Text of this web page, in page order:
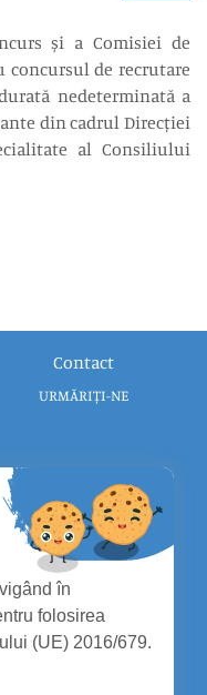
și a Comisiei de
de recrutare
nedeterminată a
din cadrul Direcției
al Consiliului
MARE
Contact
URMĂRIȚI-NE
în
folosirea
(UE) 2016/679.